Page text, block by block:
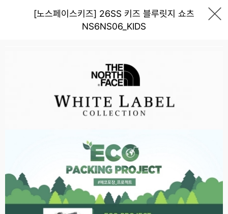
[노스페이스키즈] 26SS 키즈 블루릿지 쇼츠
NS6NS06_KIDS